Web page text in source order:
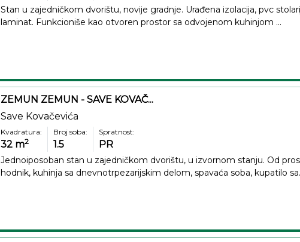
Stan u zajedničkom dvorištu, novije gradnje. Urađena izolacija, pvc
laminat. Funkcioniše kao otvoren prostor sa odvojenom kuhinjom ...
ZEMUN ZEMUN - SAVE KOVAČ...
Save Kovačevića
Kvadratura:
32 m2
Broj soba:
1.5
Spratnost:
PR
Jednoiposoban stan u zajedničkom dvorištu, u izvornom stanju. Od
hodnik, kuhinja sa dnevnotrpezarijskim delom, spavaća soba, kupatilo